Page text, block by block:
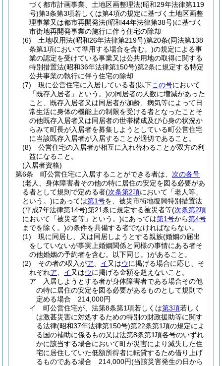
づく都市計画事業、土地区画整理法(昭和29年法律第119
号)第3条第3項若しくは第4項の規定に基づく土地区画整
理事業又は都市再開発法(昭和44年法律第38号)に基づく
市街地再開発事業の施行に伴う住宅の除却
(6)
土地収用法(昭和26年法律第219号)第20条(同法第138
条第1項において準用する場合を含む。)の規定による事
業の認定を受けている事業又は公共用地の取得に関する
特別措置法(昭和36年法律第150号)第2条に規定する特定
公共事業の執行に伴う住宅の除却
(7)
現に公営住宅に入居している者(以下この号において
「既存入居者」という。)の同居者の人数に増減があった
こと、既存入居者又は同居者が加齢、病気等によって日
常生活に身体の機能上の制限を受ける者となったことそ
の他既存入居者又は同居者の世帯構成及び心身の状況か
らみて町長が入居者を募集しようとしている町公営住宅
に当該既存入居者が入居することが適切であること。
(8)
公営住宅の入居者が相互に入れ替わることが双方の利
益になること。
(入居者資格)
第6条
町公営住宅に入居することができる者は、 次の各号
(老人、身体障害者その他の特に居住の安定を図る必要があ
る者として規則で定める者(次条第2項において「老人等」
という。)にあっては第1号を、被災市街地復興特別措置法
(平成7年法律第14号)第21条に規定する被災者等(次条第2項
において「被災者等」という。)にあっては第1号から第4号
までを除く。)の条件を具備する者でなければならない。
(1)
現に同居し、又は同居しようとする親族(婚姻の届出
をしていないが事実上婚姻関係と同様の事情にある者そ
の他婚姻の予約者を含む。以下同じ。)があること。
(2)
その者の収入がア イ 又はウに掲げる場合に応じ、そ
れぞれア イ 又はウに掲げる金額を超えないこと。
ア
入居しようとする者が身体障害者である場合その他
の特に居住の安定を図る必要があるものとして規則で
定める場合 214,000円
イ
町公営住宅が、法第8条第1項若しくは第3項若しく
は激甚災害に対処するための特別の財政援助等に関す
る法律(昭和37年法律第150号)第22条第1項の規定によ
る国の補助に係るもの又は法第8条第1項各号のいずれ
かに該当する場合において町が災害により滅失した住
宅に居住していた低額所得者に転貸するため借り上げ
るものである場合 214,000円(当該災害発生の日から